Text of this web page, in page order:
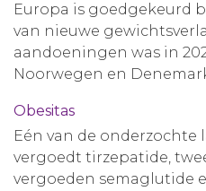
Europa is goedgekeurd
van nieuwe
aandoeningen was in
Noorwegen en
Obesitas
Eén van de onderzochte
vergoedt tirzepatide,
vergoeden semaglutide